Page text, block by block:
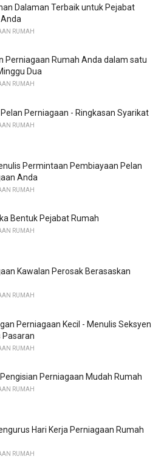
Dalaman Terbaik untuk Pejabat
RUMAH
Perniagaan Rumah Anda dalam satu
Dua
RUMAH
Perniagaan - Ringkasan Syarikat
RUMAH
Permintaan Pembiayaan Pelan
Anda
RUMAH
Bentuk Pejabat Rumah
RUMAH
Kawalan Perosak Berasaskan
RUMAH
Perniagaan Kecil - Menulis Seksyen
Pasaran
RUMAH
Perniagaan Mudah Rumah
RUMAH
Hari Kerja Perniagaan Rumah
RUMAH